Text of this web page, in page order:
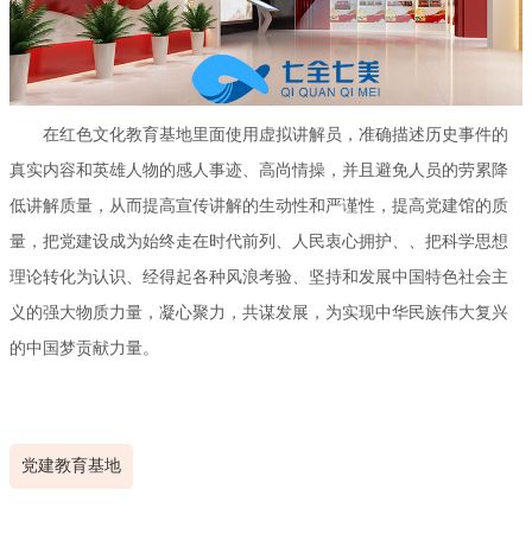
在红色文化教育基地里面使用虚拟讲解员，准确描述历史事件的
真实内容和英雄人物的感人事迹、高尚情操，并且避免人员的劳累降
低讲解质量，从而提高宣传讲解的生动性和严谨性，提高党建馆的质
量，把党建设成为始终走在时代前列、人民衷心拥护、、把科学思想
理论转化为认识、经得起各种风浪考验、坚持和发展中国特色社会主
义的强大物质力量，凝心聚力，共谋发展，为实现中华民族伟大复兴
的中国梦贡献力量。
党建教育基地